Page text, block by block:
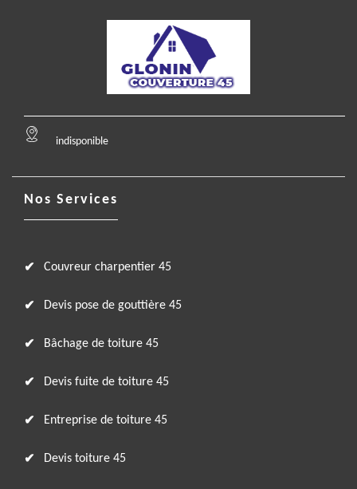
indisponible
Nos Services
Couvreur charpentier 45
Devis pose de gouttière 45
Bâchage de toiture 45
Devis fuite de toiture 45
Entreprise de toiture 45
Devis toiture 45